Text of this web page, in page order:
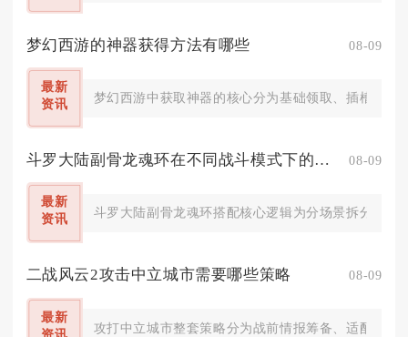
梦幻西游的神器获得方法有哪些 08-09
最新
资讯
梦幻西游中获取神器的核心分为基础领取、插槽解
斗罗大陆副骨龙魂环在不同战斗模式下的搭配策略是什么 08-09
最新
资讯
斗罗大陆副骨龙魂环搭配核心逻辑为分场景拆分生
二战风云2攻击中立城市需要哪些策略 08-09
最新
资讯
攻打中立城市整套策略分为战前情报筹备、适配兵